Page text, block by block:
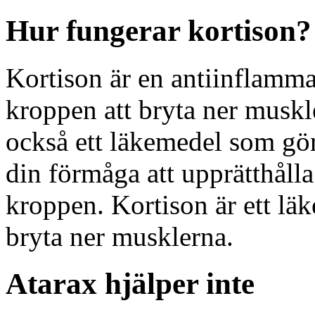
Hur fungerar kortison?
Kortison är en
kroppen att bryta ner
också ett läkemedel som
din förmåga att
kroppen. Kortison är ett
bryta ner musklerna.
Atarax hjälper inte